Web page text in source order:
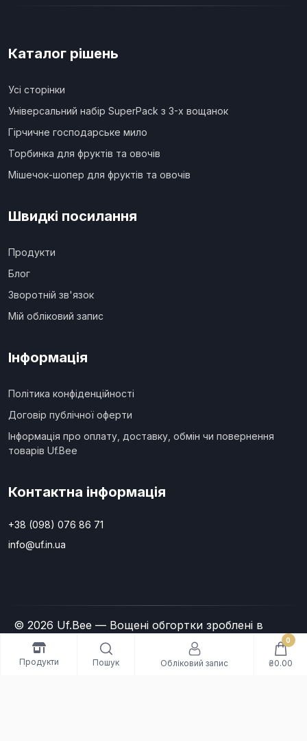
Каталог рішень
Усі сторінки
Універсальний набір SuperPack з 3-х вощанок
Гірчичне господарське мило
Торбинка для фруктів та овочів
Мішечок-шопер для фруктів та овочів
Швидкі посилання
Продукти
Блог
Зворотній зв'язок
Мій обліковий запис
Інформація
Політика конфіденційності
Договір публічної оферти
Інформація про оплату, доставку, обмін чи повернення
товарів Uf.Bee
Контактна інформація
+38 (098) 076 86 71
info@uf.in.ua
© 2026 Uf.Bee — Вощені обгортки зроблені в
Україні. All Rights Reserved
Продукти Пошук Обліковий запис
0
₴0.00